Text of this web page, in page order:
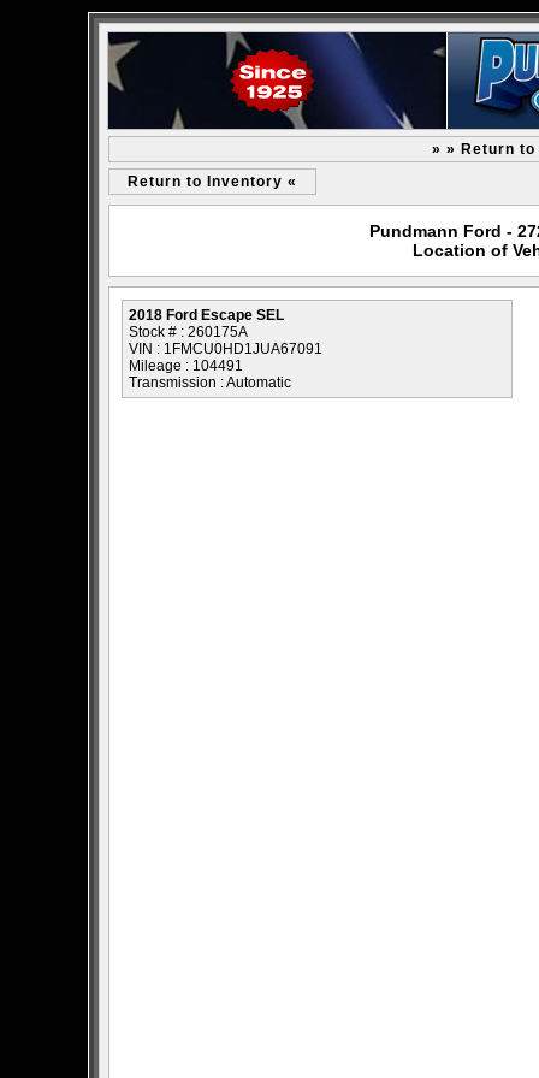
» » Return to
Return to Inventory «
Pundmann Ford -
Location of
2018 Ford Escape SEL
Stock # : 260175A
VIN : 1FMCU0HD1JUA67091
Mileage : 104491
Transmission : Automatic